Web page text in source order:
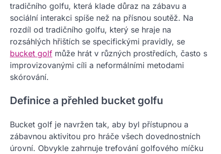
tradičního golfu, která klade důraz na zábavu a
sociální interakci spíše než na přísnou soutěž. Na
rozdíl od tradičního golfu, který se hraje na
rozsáhlých hřištích se specifickými pravidly, se
bucket golf může hrát v různých prostředích, často s
improvizovanými cíli a neformálními metodami
skórování.
Definice a přehled bucket golfu
Bucket golf je navržen tak, aby byl přístupnou a
zábavnou aktivitou pro hráče všech dovednostních
úrovní. Obvykle zahrnuje trefování golfového míčku